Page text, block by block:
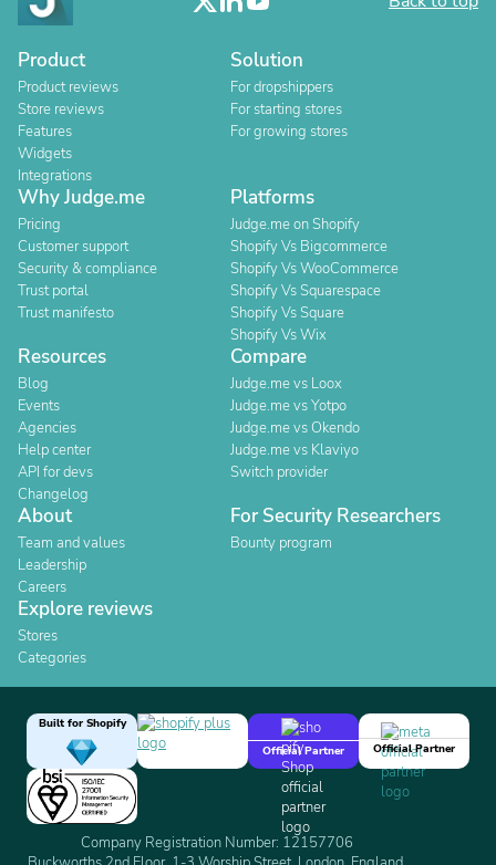
Product
Product reviews
Store reviews
Features
Widgets
Integrations
Solution
For dropshippers
For starting stores
For growing stores
Why Judge.me
Pricing
Customer support
Security & compliance
Trust portal
Trust manifesto
Platforms
Judge.me on Shopify
Shopify Vs Bigcommerce
Shopify Vs WooCommerce
Shopify Vs Squarespace
Shopify Vs Square
Shopify Vs Wix
Resources
Blog
Events
Agencies
Help center
API for devs
Changelog
Compare
Judge.me vs Loox
Judge.me vs Yotpo
Judge.me vs Okendo
Judge.me vs Klaviyo
Switch provider
About
Team and values
Leadership
Careers
For Security Researchers
Bounty program
Explore reviews
Stores
Categories
Built for Shopify
Official Partner
Official Partner
Company Registration Number: 12157706